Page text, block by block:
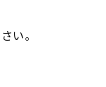
い。